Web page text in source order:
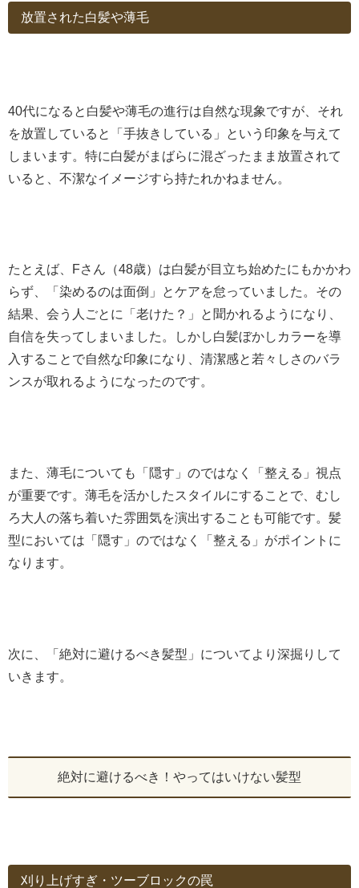
放置された白髪や薄毛
40代になると白髪や薄毛の進行は自然な現象ですが、それ
を放置していると「手抜きしている」という印象を与えて
しまいます。特に白髪がまばらに混ざったまま放置されて
いると、不潔なイメージすら持たれかねません。
たとえば、Fさん（48歳）は白髪が目立ち始めたにもかかわ
らず、「染めるのは面倒」とケアを怠っていました。その
結果、会う人ごとに「老けた？」と聞かれるようになり、
自信を失ってしまいました。しかし白髪ぼかしカラーを導
入することで自然な印象になり、清潔感と若々しさのバラ
ンスが取れるようになったのです。
また、薄毛についても「隠す」のではなく「整える」視点
が重要です。薄毛を活かしたスタイルにすることで、むし
ろ大人の落ち着いた雰囲気を演出することも可能です。髪
型においては「隠す」のではなく「整える」がポイントに
なります。
次に、「絶対に避けるべき髪型」についてより深掘りして
いきます。
絶対に避けるべき！やってはいけない髪型
刈り上げすぎ・ツーブロックの罠